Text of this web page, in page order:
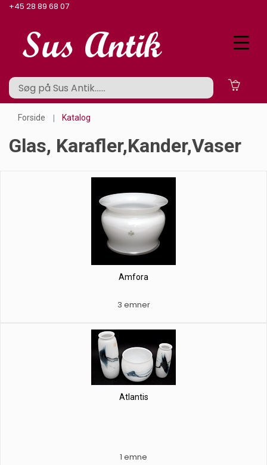
+45 28 89 68 07
Forside Katalog
Glas, Karafler,kander,vaser
Amfora
3 emner
Atlantis
1 emne